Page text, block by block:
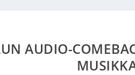
AUDIO-